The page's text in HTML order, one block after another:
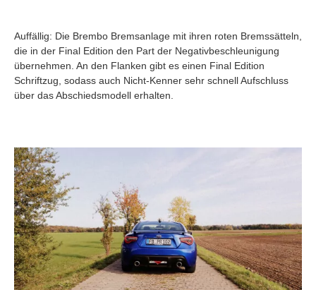
Auffällig: Die Brembo Bremsanlage mit ihren roten Bremssätteln,
die in der Final Edition den Part der Negativbeschleunigung
übernehmen. An den Flanken gibt es einen Final Edition
Schriftzug, sodass auch Nicht-Kenner sehr schnell Aufschluss
über das Abschiedsmodell erhalten.